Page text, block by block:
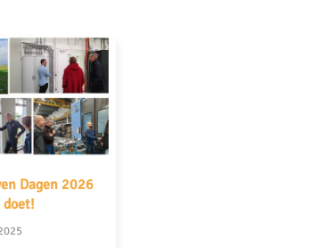
Dagen 2026